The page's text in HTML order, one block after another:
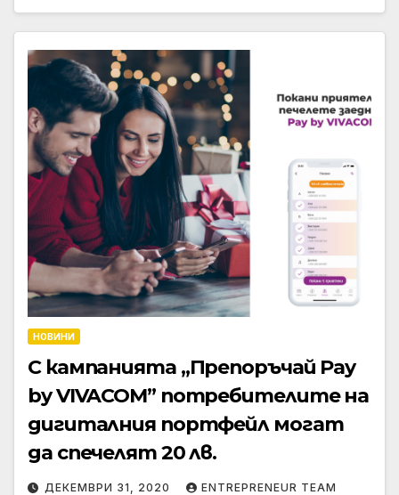
НОВИНИ
С кампанията „Препоръчай Pay
by VIVACOM” потребителите на
дигиталния портфейл могат
да спечелят 20 лв.
ДЕКЕМВРИ 31, 2020 ENTREPRENEUR TEAM